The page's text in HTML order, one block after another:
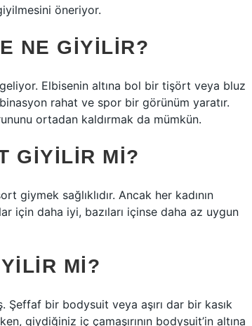
öneriyor.
NE GIYILIR?
Elbisenin altına bol bir tişört veya bluz
rahat ve spor bir görünüm yaratır.
ortadan kaldırmak da mümkün.
GIYILIR MI?
giymek sağlıklıdır. Ancak her kadının
için daha iyi, bazıları içinse daha az uygun
MI?
Şeffaf bir bodysuit veya aşırı dar bir kasık
giydiğiniz iç çamaşırının bodysuit’in altına